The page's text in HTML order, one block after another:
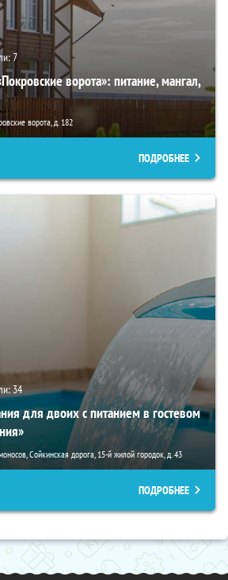
7
ворота»: питание, мангал,
ворота, д. 182
ПОДРОБНЕЕ
34
для двоих с питанием в гостевом
Сойкинская дорога, 15-й жилой городок, д. 43
ПОДРОБНЕЕ